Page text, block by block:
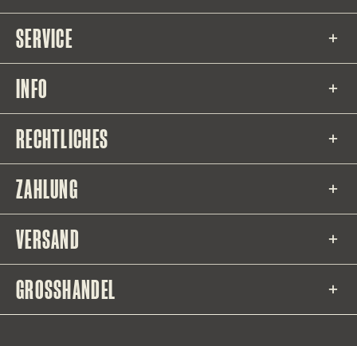
SERVICE
INFO
RECHTLICHES
ZAHLUNG
VERSAND
GROSSHANDEL